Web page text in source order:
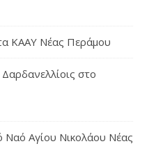
ΚΑΑΥ Νέας Περάμου
στο
Ναό Αγίου Νικολάου Νέας